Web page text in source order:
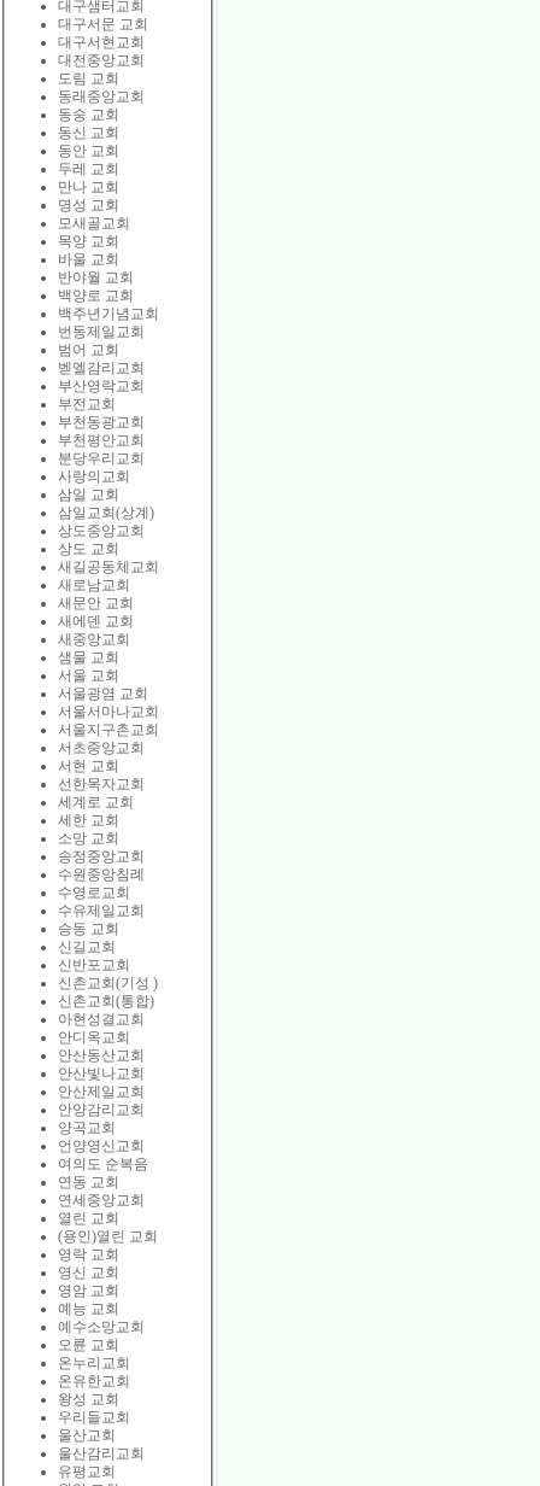
대구샘터교회
대구서문 교회
대구서현교회
대전중앙교회
도림 교회
동래중앙교회
동숭 교회
동신 교회
동안 교회
두레 교회
만나 교회
명성 교회
모새골교회
목양 교회
바울 교회
반야월 교회
백양로 교회
백주년기념교회
번동제일교회
범어 교회
벧엘감리교회
부산영락교회
부전교회
부천동광교회
부천평안교회
분당우리교회
사랑의교회
삼일 교회
삼일교회(상계)
상도중앙교회
상도 교회
새길공동체교회
새로남교회
새문안 교회
새에덴 교회
새중앙교회
샘물 교회
서울 교회
서울광염 교회
서울서마나교회
서울지구촌교회
서초중앙교회
서현 교회
선한목자교회
세계로 교회
세한 교회
소망 교회
송정중앙교회
수원중앙침례
수영로교회
수유제일교회
승동 교회
신길교회
신반포교회
신촌교회(기성 )
신촌교회(통합)
아현성결교회
안디옥교회
안산동산교회
안산빛나교회
안산제일교회
안양감리교회
양곡교회
언양영신교회
여의도 순복음
연동 교회
연세중앙교회
열린 교회
(용인)열린 교회
영락 교회
영신 교회
영암 교회
예능 교회
예수소망교회
오륜 교회
온누리교회
온유한교회
왕성 교회
우리들교회
울산교회
울산감리교회
유평교회